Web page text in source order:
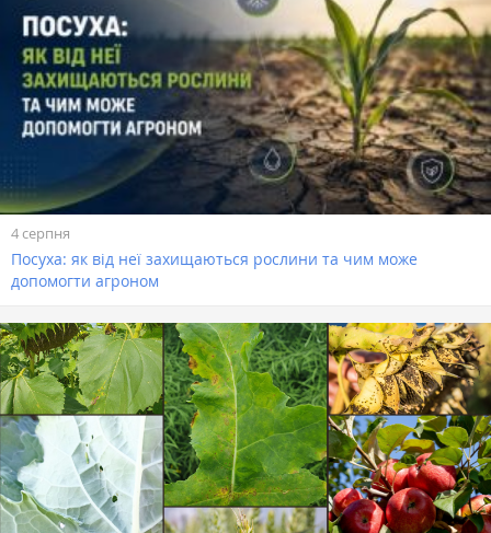
4 серпня
Посуха: як від неї захищаються рослини та чим може
допомогти агроном